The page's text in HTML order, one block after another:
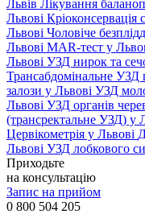
Львів Лікування
Львові Кріоконсервація
Львові Чоловіче
Львові MAR-тест у
Львові УЗД нирок та
Трансабдомінальне УЗД
залози у Львові УЗД
Львові УЗД органів
(трансректальне УЗД) у
Цервікометрія у Львові
Львові УЗД лобкового
Приходьте
на консультацію
Запис на прийом
0 800 504 205